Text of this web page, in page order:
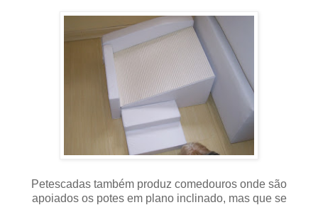
Petescadas também produz comedouros onde são
apoiados os potes em plano inclinado, mas que se